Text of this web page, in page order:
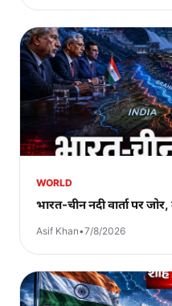
WORLD
भारत-चीन नदी वार्ता पर
Asif Khan•7/8/2026